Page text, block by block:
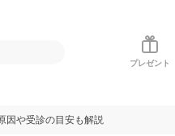
プレゼント
因や受診の目安も解説